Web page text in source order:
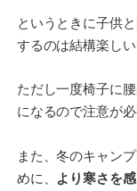
というときに子供
するのは結構楽しい
ただし一度椅子に
になるので注意が必
また、冬のキャン
めに、 より寒さを